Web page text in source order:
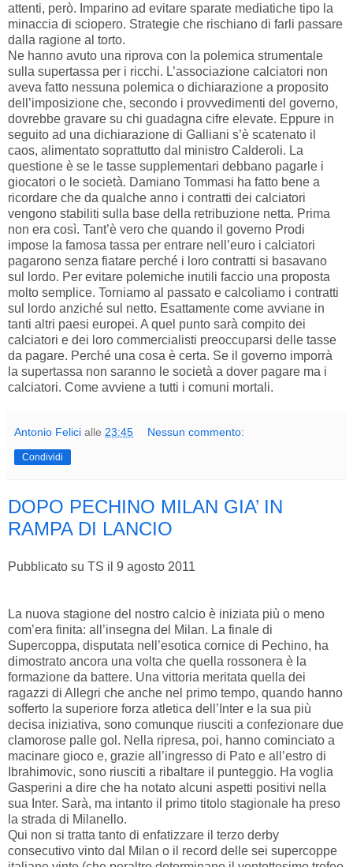
attenti, però. Imparino ad evitare sparate mediatiche tipo la
minaccia di sciopero. Strategie che rischiano di farli passare
dalla ragione al torto.
Ne hanno avuto una riprova con la polemica strumentale
sulla supertassa per i ricchi. L’associazione calciatori non
aveva fatto nessuna polemica o dichiarazione a proposito
dell’imposizione che, secondo i provvedimenti del governo,
dovrebbe gravare su chi guadagna cifre elevate. Eppure in
seguito ad una dichiarazione di Galliani s’è scatenato il
caos, alimentato soprattutto dal ministro Calderoli. La
questione è se le tasse supplementari debbano pagarle i
giocatori o le società. Damiano Tommasi ha fatto bene a
ricordare che da qualche anno i contratti dei calciatori
vengono stabiliti sulla base della retribuzione netta. Prima
non era così. Tant’è vero che quando il governo Prodi
impose la famosa tassa per entrare nell’euro i calciatori
pagarono senza fiatare perché i loro contratti si basavano
sul lordo. Per evitare polemiche inutili faccio una proposta
molto semplice. Torniamo al passato e calcoliamo i contratti
sul lordo anziché sul netto. Esattamente come avviane in
tanti altri paesi europei. A quel punto sarà compito dei
calciatori e dei loro commercialisti preoccuparsi delle tasse
da pagare. Perché una cosa è certa. Se il governo imporrà
la supertassa non saranno le società a dover pagare ma i
calciatori. Come avviene a tutti i comuni mortali.
Antonio Felici alle 23:45 Nessun commento:
Condividi
DOPO PECHINO MILAN GIA’ IN
RAMPA DI LANCIO
Pubblicato su TS il 9 agosto 2011
La nuova stagione del nostro calcio è iniziata più o meno
com’era finita: all’insegna del Milan. La finale di
Supercoppa, disputata nell’esotica cornice di Pechino, ha
dimostrato ancora una volta che quella rossonera è la
formazione da battere. Una vittoria meritata quella dei
ragazzi di Allegri che anche nel primo tempo, quando hanno
sofferto la superiore forza atletica dell’Inter e la sua più
decisa iniziativa, sono comunque riusciti a confezionare due
clamorose palle gol. Nella ripresa, poi, hanno cominciato a
macinare gioco e, grazie all’ingresso di Pato e all’estro di
Ibrahimovic, sono riusciti a ribaltare il punteggio. Ha voglia
Gasperini a dire che ha notato alcuni aspetti positivi nella
sua Inter. Sarà, ma intanto il primo titolo stagionale ha preso
la strada di Milanello.
Qui non si tratta tanto di enfatizzare il terzo derby
consecutivo vinto dal Milan o il record delle sei supercoppe